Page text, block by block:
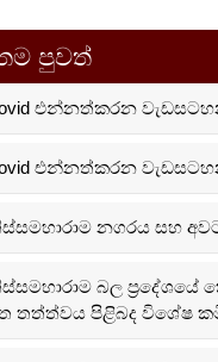
පුවත්
එන්නත්කරන
එන්නත්කරන
නගරය සහ
බල ප්‍රදේශයේ
තත්ත්වය පිළිබද විශේෂ